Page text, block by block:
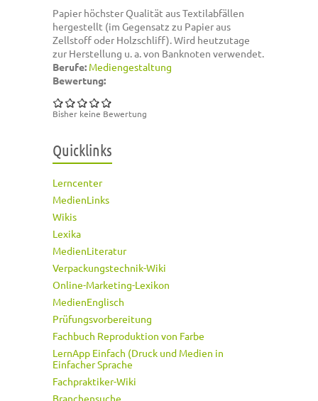
Papier höchster Qualität aus Textilabfällen
hergestellt (im Gegensatz zu Papier aus
Zellstoff oder Holzschliff). Wird heutzutage
zur Herstellung u. a. von Banknoten verwendet.
Berufe: Mediengestaltung
Bewertung:
Bisher keine Bewertung
Quicklinks
Lerncenter
MedienLinks
Wikis
Lexika
MedienLiteratur
Verpackungstechnik-Wiki
Online-Marketing-Lexikon
MedienEnglisch
Prüfungsvorbereitung
Fachbuch Reproduktion von Farbe
LernApp Einfach (Druck und Medien in
Einfacher Sprache
Fachpraktiker-Wiki
Branchensuche